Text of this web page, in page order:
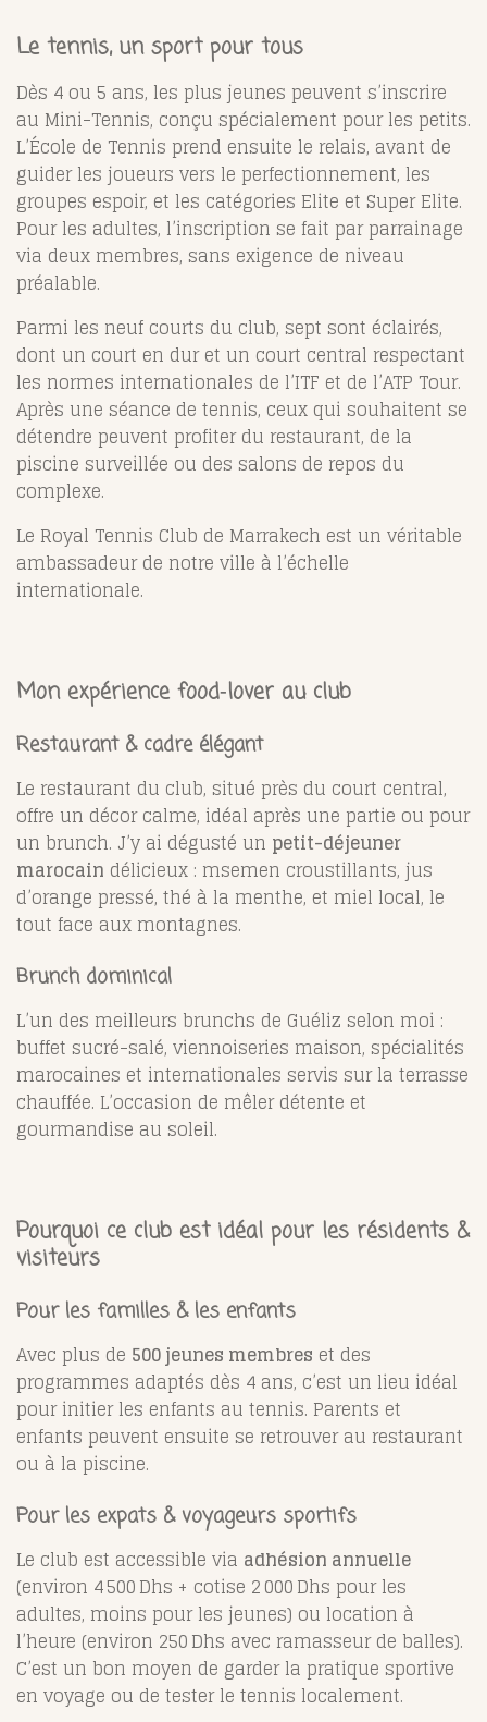
Le tennis, un sport pour tous
Dès 4 ou 5 ans, les plus jeunes peuvent s’inscrire
au Mini-Tennis, conçu spécialement pour les petits.
L’École de Tennis prend ensuite le relais, avant de
guider les joueurs vers le perfectionnement, les
groupes espoir, et les catégories Elite et Super Elite.
Pour les adultes, l’inscription se fait par parrainage
via deux membres, sans exigence de niveau
préalable.
Parmi les neuf courts du club, sept sont éclairés,
dont un court en dur et un court central respectant
les normes internationales de l’ITF et de l’ATP Tour.
Après une séance de tennis, ceux qui souhaitent se
détendre peuvent profiter du restaurant, de la
piscine surveillée ou des salons de repos du
complexe.
Le Royal Tennis Club de Marrakech est un véritable
ambassadeur de notre ville à l’échelle
internationale.
Mon expérience food‑lover au club
Restaurant & cadre élégant
Le restaurant du club, situé près du court central,
offre un décor calme, idéal après une partie ou pour
un brunch. J’y ai dégusté un petit-déjeuner
marocain délicieux : msemen croustillants, jus
d’orange pressé, thé à la menthe, et miel local, le
tout face aux montagnes.
Brunch dominical
L’un des meilleurs brunchs de Guéliz selon moi :
buffet sucré-salé, viennoiseries maison, spécialités
marocaines et internationales servis sur la terrasse
chauffée. L’occasion de mêler détente et
gourmandise au soleil.
Pourquoi ce club est idéal pour les résidents &
visiteurs
Pour les familles & les enfants
Avec plus de 500 jeunes membres et des
programmes adaptés dès 4 ans, c’est un lieu idéal
pour initier les enfants au tennis. Parents et
enfants peuvent ensuite se retrouver au restaurant
ou à la piscine.
Pour les expats & voyageurs sportifs
Le club est accessible via adhésion annuelle
(environ 4 500 Dhs + cotise 2 000 Dhs pour les
adultes, moins pour les jeunes) ou location à
l’heure (environ 250 Dhs avec ramasseur de balles).
C’est un bon moyen de garder la pratique sportive
en voyage ou de tester le tennis localement.